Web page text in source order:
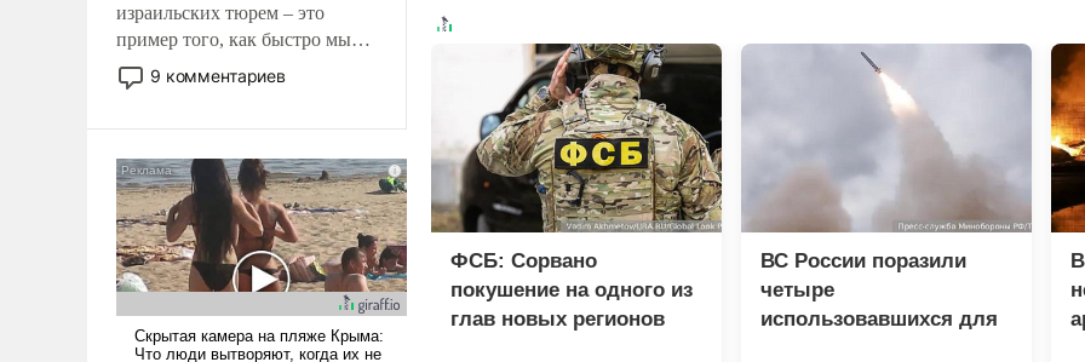
израильских тюрем – это
пример того, как быстро мы
двигаемся по пути
революционных изменений.
псевдонаучной фантастики,
стало всерьез обсуждаемой
идеей.
9 комментариев
ФСБ: Сорвано
покушение на одного из
глав новых регионов
ВС России поразили
четыре
использовавшихся для